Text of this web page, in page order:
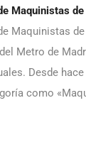
Maquinistas
Maquinistas
Metro de
Desde
como